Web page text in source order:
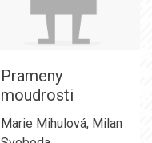
Prameny
moudrosti
Marie Mihulová, Milan